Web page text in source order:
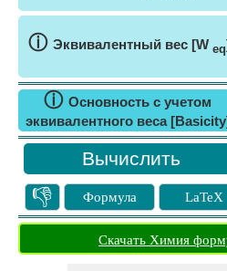
ⓘ Эквивалентный вес [W eq
ⓘ Основность с учетом
эквивалентного веса
👎 Формула LaTeX
Скачать Химия